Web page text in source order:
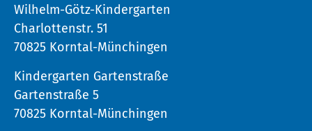
Wilhelm-Götz-Kindergarten
Charlottenstr. 51
70825 Korntal-Münchingen
Kindergarten Gartenstraße
Gartenstraße 5
70825 Korntal-Münchingen